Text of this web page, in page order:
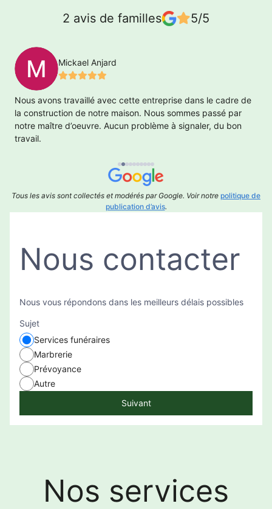
2 avis de familles 5/5
Mickael Anjard
Nous avons travaillé avec cette entreprise dans le cadre de
la construction de notre maison. Nous sommes passé par
notre maître d’oeuvre. Aucun problème à signaler, du bon
travail.
Tous les avis sont collectés et modérés par Google. Voir notre politique de
publication d’avis.
Nous contacter
Nous vous répondons dans les meilleurs délais possibles
Sujet
Services funéraires
Marbrerie
Prévoyance
Autre
Suivant
Nos services